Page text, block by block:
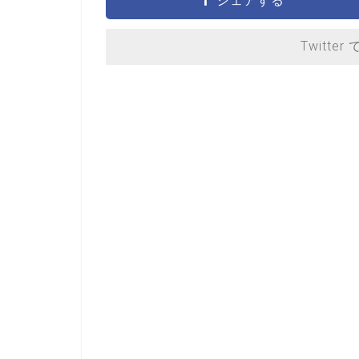
Twitter